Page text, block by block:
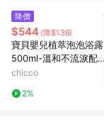
降價
$544 (降$136)
寶貝嬰兒植萃泡泡浴露
500ml-溫和不流淚配
方-清新白棉
chicco
2%